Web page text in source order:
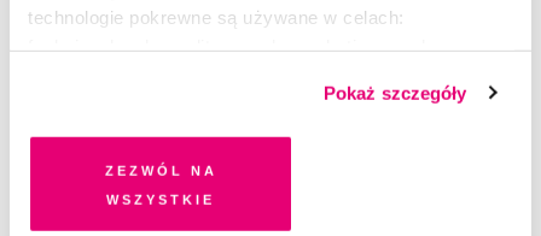
technologie pokrewne są używane w celach:
dobrowolną zgodę na pliki cookies i technologie
pokrewne, zgadzasz się na przechowywanie informacji
na Twoim urządzeniu końcowym lub dostęp do niego i
przetwarzanie danych. Zgodę na wszystkie lub niektóre
Pokaż szczegóły
Zezwól na
wszystkie
WYBIERAM